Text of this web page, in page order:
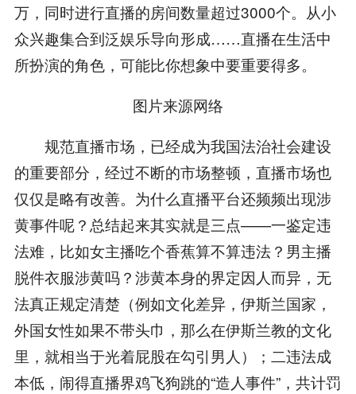
万，同时进行直播的房间数量超过3000个。从小
众兴趣集合到泛娱乐导向形成……直播在生活中
所扮演的角色，可能比你想象中要重要得多。
图片来源网络
规范直播市场，已经成为我国法治社会建设
的重要部分，经过不断的市场整顿，直播市场也
仅仅是略有改善。为什么直播平台还频频出现涉
黄事件呢？总结起来其实就是三点——一鉴定违
法难，比如女主播吃个香蕉算不算违法？男主播
脱件衣服涉黄吗？涉黄本身的界定因人而异，无
法真正规定清楚（例如文化差异，伊斯兰国家，
外国女性如果不带头巾，那么在伊斯兰教的文化
里，就相当于光着屁股在勾引男人）；二违法成
本低，闹得直播界鸡飞狗跳的“造人事件”，共计罚